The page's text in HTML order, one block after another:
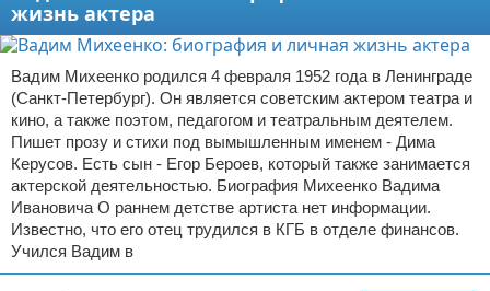
жизнь актера
Вадим Михеенко родился 4 февраля 1952 года в Ленинграде
(Санкт-Петербург). Он является советским актером театра и
кино, а также поэтом, педагогом и театральным деятелем.
Пишет прозу и стихи под вымышленным именем - Дима
Керусов. Есть сын - Егор Бероев, который также занимается
актерской деятельностью. Биография Михеенко Вадима
Ивановича О раннем детстве артиста нет информации.
Известно, что его отец трудился в КГБ в отделе финансов.
Учился Вадим в